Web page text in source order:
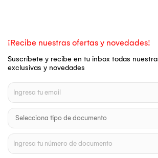
¡Recibe nuestras ofertas y novedades!
Suscríbete y recibe en tu inbox todas
exclusivas y novedades